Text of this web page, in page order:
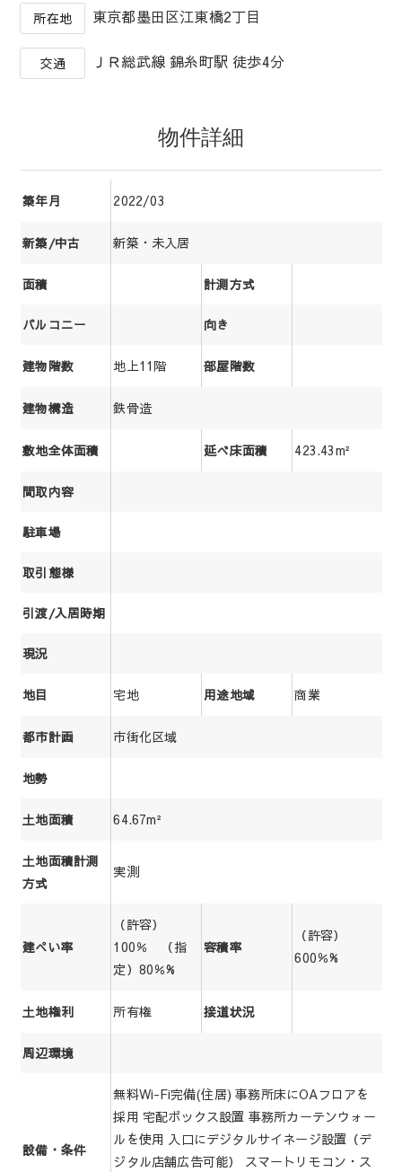
所在地 東京都墨田区江東橋2丁目
交通 ＪＲ総武線 錦糸町駅 徒歩4分
物件詳細
築年月 2022/03
新築/中古 新築・未入居
面積 計測方式
バルコニー 向き
建物階数 地上11階 部屋階数
建物構造 鉄骨造
敷地全体面積 延べ床面積 423.43m²
間取内容
駐車場
取引態様
引渡/入居時期
現況
地目 宅地 用途地域 商業
都市計画 市街化区域
地勢
土地面積 64.67m²
土地面積計測
方式
実測
建ぺい率
（許容）
100％ （指
定）80％%
容積率
（許容）
600％%
土地権利 所有権 接道状況
周辺環境
設備・条件
無料Wi-Fi完備(住居) 事務所床にOAフロアを
採用 宅配ボックス設置 事務所カーテンウォー
ルを使用 入口にデジタルサイネージ設置（デ
ジタル店舗広告可能） スマートリモコン・ス